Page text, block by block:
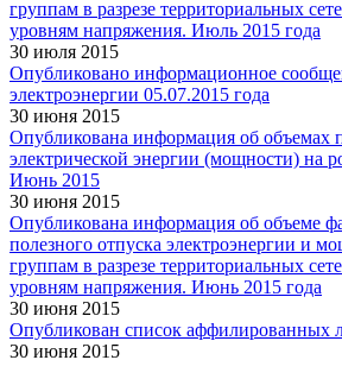
группам в разрезе территориальных
уровням напряжения. Июль 2015 года
30 июля 2015
Опубликовано информационное
электроэнергии 05.07.2015 года
30 июня 2015
Опубликована информация об объемах
электрической энергии (мощности) на
Июнь 2015
30 июня 2015
Опубликована информация об объеме
полезного отпуска электроэнергии и
группам в разрезе территориальных
уровням напряжения. Июнь 2015 года
30 июня 2015
Опубликован список аффилированных
30 июня 2015